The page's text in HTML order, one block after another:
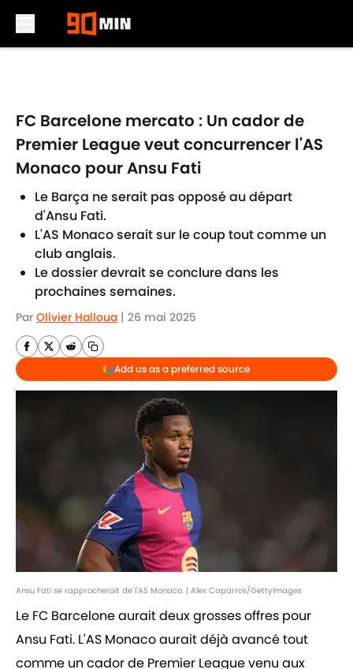
FC Barcelone mercato : Un cador de
Premier League veut concurrencer l'AS
Monaco pour Ansu Fati
Le Barça ne serait pas opposé au départ
d'Ansu Fati.
L'AS Monaco serait sur le coup tout comme un
club anglais.
Le dossier devrait se conclure dans les
prochaines semaines.
Par Olivier Halloua | 26 mai 2025
Add us as a preferred source
Ansu Fati se rapprocherait de l'AS Monaco. | Alex Caparros/GettyImages
Le FC Barcelone aurait deux grosses offres pour
Ansu Fati. L'AS Monaco aurait déjà avancé tout
comme un cador de Premier League venu aux